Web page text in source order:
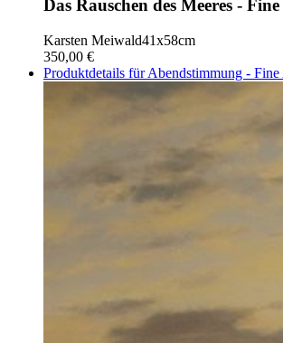
Das Rauschen des Meeres -
Karsten Meiwald41x58cm
350,00 €
Produktdetails für Abendstimmung - Fine